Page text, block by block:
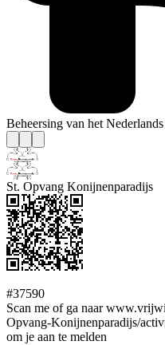
Beheersing van het Nederlands
St. Opvang Konijnenparadijs
#37590
Scan me of ga naar
Opvang-Konijnenparadijs/
om je aan te melden